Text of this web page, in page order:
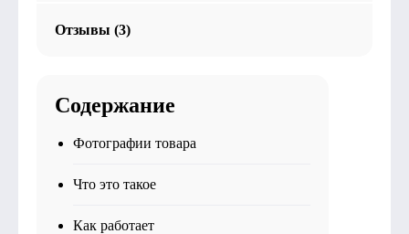
Отзывы (3)
Содержание
Фотографии товара
Что это такое
Как работает